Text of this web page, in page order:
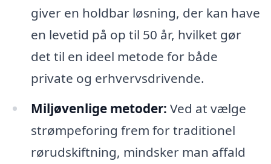
giver en holdbar løsning, der kan have
en levetid på op til 50 år, hvilket gør
det til en ideel metode for både
private og erhvervsdrivende.
Miljøvenlige metoder: Ved at vælge
strømpeforing frem for traditionel
rørudskiftning, mindsker man affald